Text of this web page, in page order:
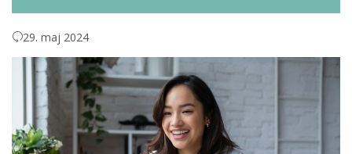
29. maj 2024